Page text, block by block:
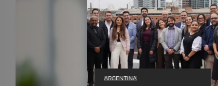
ARGENTINA